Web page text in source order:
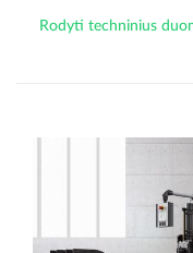
Rodyti techninius